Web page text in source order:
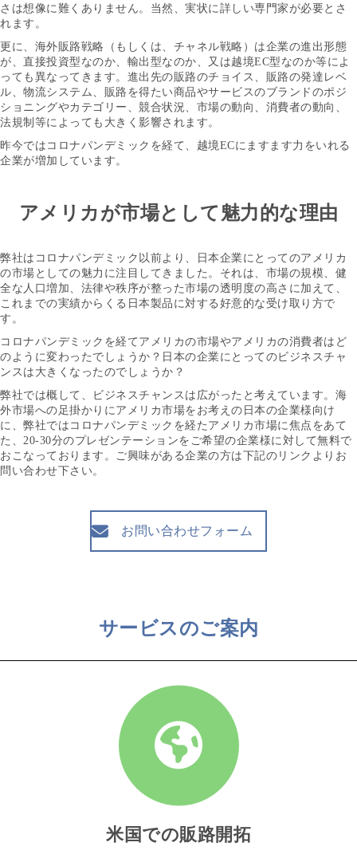
さは想像に難くありません。当然、実状に詳しい専門家が必要とさ
れます。
更に、海外販路戦略（もしくは、チャネル戦略）は企業の進出形態
が、直接投資型なのか、輸出型なのか、又は越境EC型なのか等によ
っても異なってきます。進出先の販路のチョイス、販路の発達レベ
ル、物流システム、販路を得たい商品やサービスのブランドのポジ
ショニングやカテゴリー、競合状況、市場の動向、消費者の動向、
法規制等によっても大きく影響されます。
昨今ではコロナパンデミックを経て、越境ECにますます力をいれる
企業が増加しています。
アメリカが市場として魅力的な理由
弊社はコロナパンデミック以前より、日本企業にとってのアメリカ
の市場としての魅力に注目してきました。それは、市場の規模、健
全な人口増加、法律や秩序が整った市場の透明度の高さに加えて、
これまでの実績からくる日本製品に対する好意的な受け取り方で
す。
コロナパンデミックを経てアメリカの市場やアメリカの消費者はど
のように変わったでしょうか？日本の企業にとってのビジネスチャ
ンスは大きくなったのでしょうか？
弊社では概して、ビジネスチャンスは広がったと考えています。海
外市場への足掛かりにアメリカ市場をお考えの日本の企業様向け
に、弊社ではコロナパンデミックを経たアメリカ市場に焦点をあて
た、20-30分のプレゼンテーションをご希望の企業様に対して無料で
おこなっております。ご興味がある企業の方は下記のリンクよりお
問い合わせ下さい。
お問い合わせフォーム
サービスのご案内
米国での販路開拓